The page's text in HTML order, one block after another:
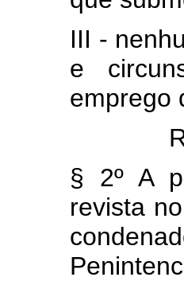
III -
e
emprego
§ 2º A
revista